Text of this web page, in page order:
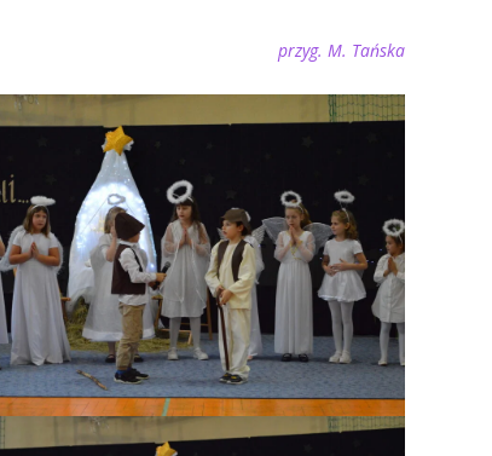
przyg. M. Tańska